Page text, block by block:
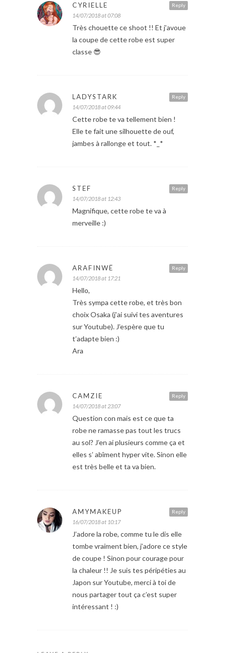
Reply
CYRIELLE
14/07/2018 at 07:08
Très chouette ce shoot !! Et j’avoue
la coupe de cette robe est super
classe 😎
Reply
LADYSTARK
14/07/2018 at 09:44
Cette robe te va tellement bien !
Elle te fait une silhouette de ouf,
jambes à rallonge et tout. *_*
Reply
STEF
14/07/2018 at 12:43
Magnifique, cette robe te va à
merveille :)
Reply
ARAFINWË
14/07/2018 at 17:21
Hello,
Très sympa cette robe, et très bon
choix Osaka (j’ai suivi tes aventures
sur Youtube). J’espère que tu
t’adapte bien :)
Ara
Reply
CAMZIE
14/07/2018 at 23:07
Question con mais est ce que ta
robe ne ramasse pas tout les trucs
au sol? J’en ai plusieurs comme ça et
elles s’ abîment hyper vite. Sinon elle
est très belle et ta va bien.
Reply
AMYMAKEUP
16/07/2018 at 10:17
J’adore la robe, comme tu le dis elle
tombe vraiment bien, j’adore ce style
de coupe ! Sinon pour courage pour
la chaleur !! Je suis tes péripéties au
Japon sur Youtube, merci à toi de
nous partager tout ça c’est super
intéressant ! :)